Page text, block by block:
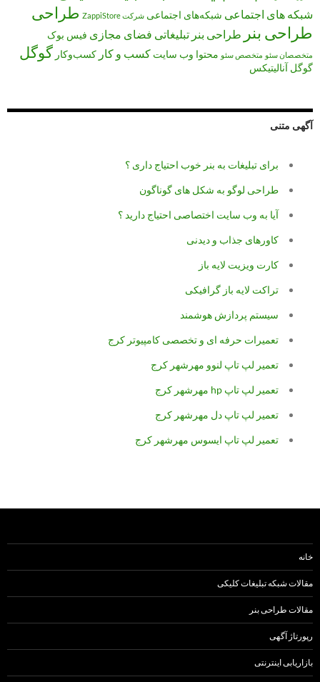
شبکه های اجتماعی شبکه‌های اجتماعی شرکت ZappiStore
طراحی
طراحی بنر طراحی بنر تبلیغاتی فضای مجازی فیس بوک
متخصصان سئو متخصص سئو محتوا وب سایت کسب و کار کسب‌وکار گوگل
گوگل آنالیتیکس
آگهی متنی
برای تبلیغات به بنر خوب احتیاج داری ؟
طراحی لوگو به شکل های گوناگون
آیا به وب سایت اختصاصی احتیاج دارید ؟
کاورهای جذاب و دیدنی
کارت ویزیت لایه باز
تراکت لایه باز گرافیکی
سیستم پردازش هوشمند
تعمیرات حرفه ای و تخصصی کامپیوتر کرج
تعمیر لپ تاپ لنوو مهرشهر کرج
تعمیر لپ تاپ hp مهرشهر کرج
تعمیر لپ تاپ دل مهرشهر کرج
تعمیر لپ تاپ ایسوس مهرشهر کرج
خانه
مقالات شبکه تبلیغات کلیکی
مقالات طراحی بنر
رپورتاژ آگهی
بازاریابی اینترنتی